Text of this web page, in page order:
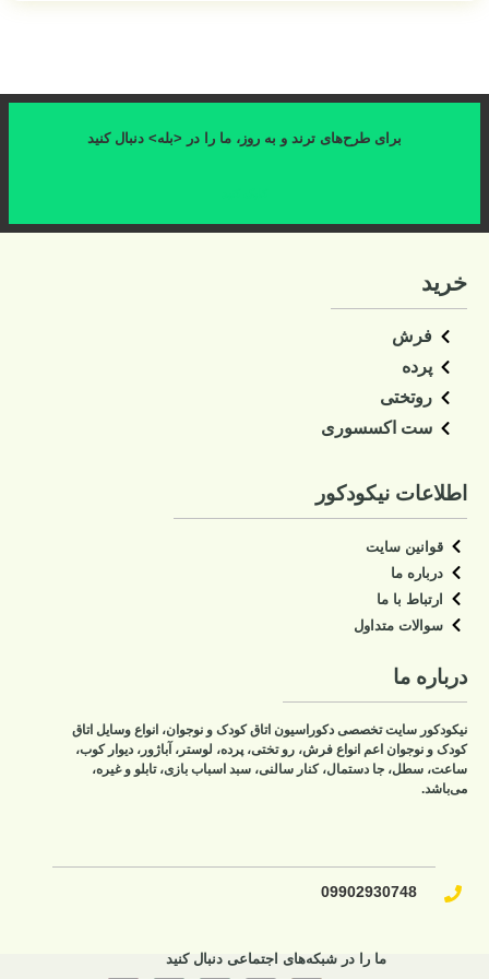
برای طرح‌های ترند و به روز، ما را در <بله> دنبال کنید
خرید
فرش
پرده
روتختی
ست اکسسوری
اطلاعات نیکودکور
قوانین سایت
درباره ما
ارتباط با ما
سوالات متداول
درباره ما
نیکودکور سایت تخصصی دکوراسیون اتاق کودک و نوجوان، انواع وسایل اتاق
کودک و نوجوان اعم انواع فرش، رو تختی، پرده، لوستر، آباژور، دیوار کوب،
ساعت، سطل، جا دستمال، کنار سالنی، سبد اسباب بازی، تابلو و غیره،
می‌باشد.
09902930748​
ما را در شبکه‌های اجتماعی دنبال کنید